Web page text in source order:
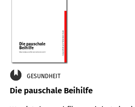
GESUNDHEIT
Die pauschale Beihilfe